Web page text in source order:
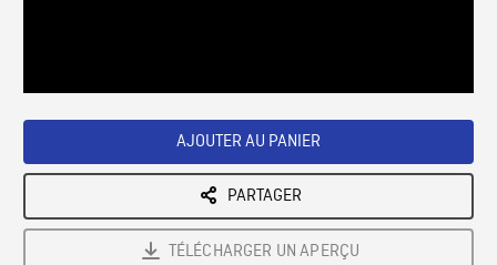
AJOUTER AU PANIER
PARTAGER
TÉLÉCHARGER UN APERÇU